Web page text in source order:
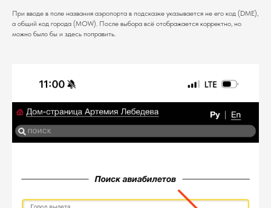
При вводе в поле названия аэропорта в подсказке указывается не его код (DME),
а общий код города (MOW). После выбора всё отображается корректно, но
можно было бы и здесь поправить.